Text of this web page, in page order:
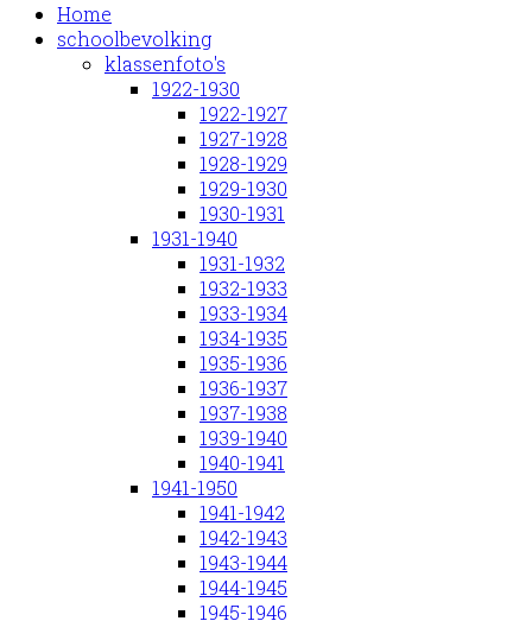
Home
schoolbevolking
klassenfoto's
1922-1930
1922-1927
1927-1928
1928-1929
1929-1930
1930-1931
1931-1940
1931-1932
1932-1933
1933-1934
1934-1935
1935-1936
1936-1937
1937-1938
1939-1940
1940-1941
1941-1950
1941-1942
1942-1943
1943-1944
1944-1945
1945-1946